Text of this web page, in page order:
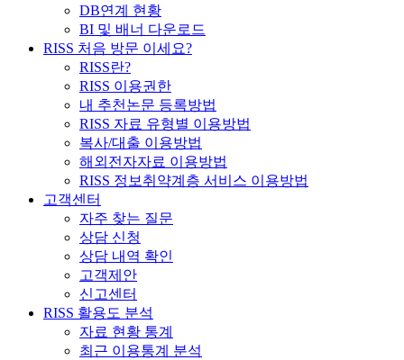
DB연계 현황
BI 및 배너 다운로드
RISS 처음 방문 이세요?
RISS란?
RISS 이용권한
내 추천논문 등록방법
RISS 자료 유형별 이용방법
복사/대출 이용방법
해외전자자료 이용방법
RISS 정보취약계층 서비스 이용방법
고객센터
자주 찾는 질문
상담 신청
상담 내역 확인
고객제안
신고센터
RISS 활용도 분석
자료 현황 통계
최근 이용통계 분석